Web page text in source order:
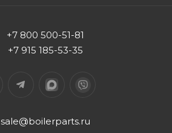
+7 800 500-51-81
+7 915 185-53-35
sale@boilerparts.ru